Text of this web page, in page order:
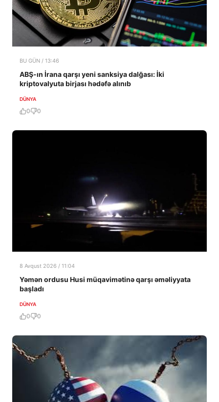
BU GÜN / 13:46
ABŞ-ın İrana qarşı yeni sanksiya dalğası: İki
kriptovalyuta birjası hədəfə alınıb
DÜNYA
0 0
8 Avqust 2026 / 11:04
Yəmən ordusu Husi müqavimətinə qarşı əməliyyata
başladı
DÜNYA
0 0